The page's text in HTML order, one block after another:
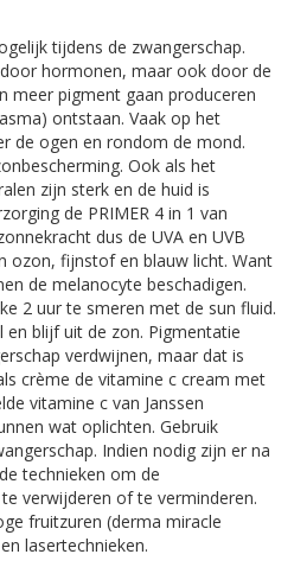
tijdens de zwangerschap.
hormonen, maar ook door de
meer pigment gaan produceren
ontstaan. Vaak op het
de ogen en rondom de mond.
Ook als het
zijn sterk en de huid is
de PRIMER 4 in 1 van
dus de UVA en UVB
ozon, fijnstof en blauw licht. Want
de melanocyte beschadigen.
2 uur te smeren met de sun fluid.
en blijf uit de zon. Pigmentatie
verdwijnen, maar dat is
crème de vitamine c cream met
vitamine c van Janssen
wat oplichten. Gebruik
Indien nodig zijn er na
technieken om de
verwijderen of te verminderen.
fruitzuren (derma miracle
lasertechnieken.